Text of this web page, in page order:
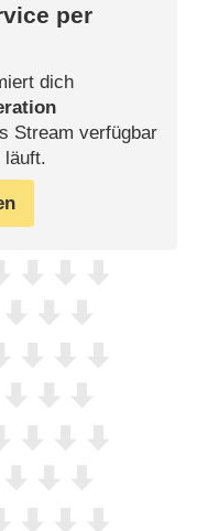
per
dich
Stream verfügbar
läuft.